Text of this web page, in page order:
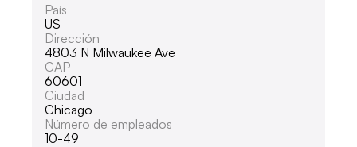
País
US
Dirección
4803 N Milwaukee Ave
CAP
60601
Ciudad
Chicago
Número de empleados
10-49